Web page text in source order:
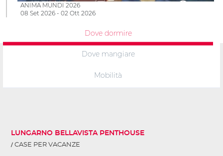
ANIMA MUNDI 2026
08 Set 2026 - 02 Ott 2026
Dove dormire
Dove mangiare
Mobilità
LUNGARNO BELLAVISTA PENTHOUSE
CASE PER VACANZE